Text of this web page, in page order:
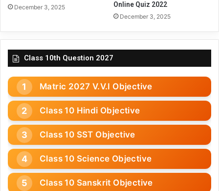
December 3, 2025
Online Quiz 2022
December 3, 2025
Class 10th Question 2027
Matric 2027 V.V.I Objective
Class 10 Hindi Objective
Class 10 SST Objective
Class 10 Science Objective
Class 10 Sanskrit Objective